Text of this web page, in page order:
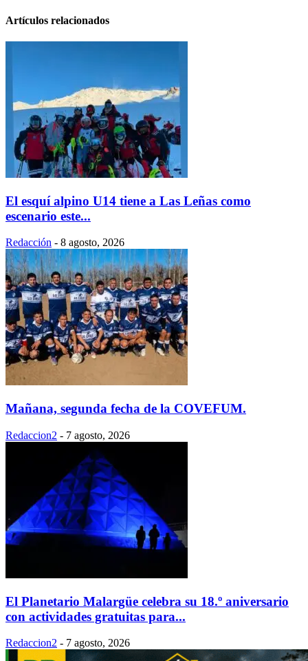
Artículos relacionados
El esquí alpino U14 tiene a Las Leñas como
escenario este...
Redacción - 8 agosto, 2026
Mañana, segunda fecha de la COVEFUM.
Redaccion2 - 7 agosto, 2026
El Planetario Malargüe celebra su 18.º aniversario
con actividades gratuitas para...
Redaccion2 - 7 agosto, 2026